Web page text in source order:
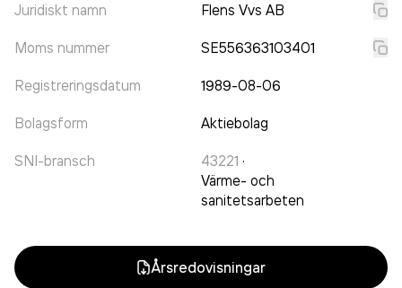
Juridiskt namn Flens Vvs AB
Moms nummer SE556363103401
Registreringsdatum 1989-08-06
Bolagsform Aktiebolag
SNI-bransch 43221 ·
Värme- och
sanitetsarbeten
Årsredovisningar